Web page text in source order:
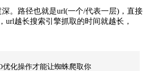
路径也就是url(一个/代表一层)，直接
url越长搜索引擎抓取的时间就越长，
优化操作才能让蜘蛛爬取你